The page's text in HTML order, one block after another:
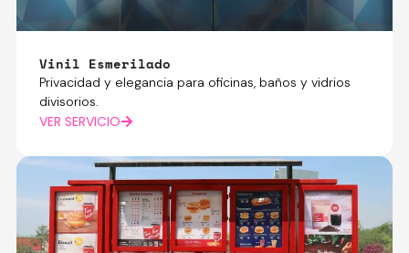
Vinil Esmerilado
Privacidad y elegancia para oficinas, baños y vidrios
divisorios.
VER SERVICIO